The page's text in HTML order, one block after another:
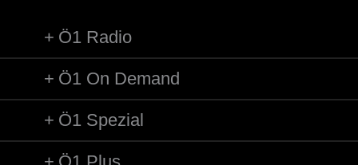
Ö1 Radio
Ö1 On Demand
Ö1 Spezial